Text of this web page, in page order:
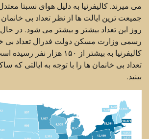
می میرند. کالیفرنیا به دلیل هوای نسبتا
جمیعت ترین ایالت ها از نظر تعداد بی
روز این تعداد بیشتر و بیشتر می شود. در
رسمی وزارت مسکن دولت فدرال تعداد بی
کالیفرنیا به بیشتر از ۱۵۰ هزار
تعداد بی خانمان ها را با توجه به ایالتی که
بینید.